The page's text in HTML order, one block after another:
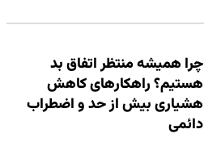
چرا همیشه منتظر اتفاق بد
هستیم؟ راهکارهای کاهش
هشیاری بیش از حد و اضطراب
دائمی